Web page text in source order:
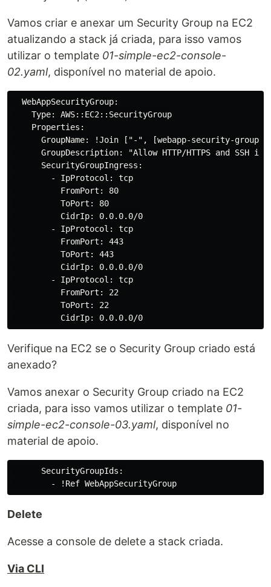
Vamos criar e anexar um Security Group na EC2
atualizando a stack já criada, para isso vamos
utilizar o template 01-simple-ec2-console-
02.yaml, disponível no material de apoio.
  WebAppSecurityGroup:
    Type: AWS::EC2::SecurityGroup
    Properties:
GroupName: !Join ["-", [webapp-security-group,
GroupDescription: "Allow HTTP/HTTPS and SSH
      SecurityGroupIngress:
        - IpProtocol: tcp
          FromPort: 80
          ToPort: 80
          CidrIp: 0.0.0.0/0
        - IpProtocol: tcp
          FromPort: 443
          ToPort: 443
          CidrIp: 0.0.0.0/0
        - IpProtocol: tcp
          FromPort: 22
          ToPort: 22
Verifique na EC2 se o Security Group criado está
anexado?
Vamos anexar o Security Group criado na EC2
criada, para isso vamos utilizar o template 01-
simple-ec2-console-03.yaml, disponível no
material de apoio.
      SecurityGroupIds:
Delete
Acesse a console de delete a stack criada.
Via CLI